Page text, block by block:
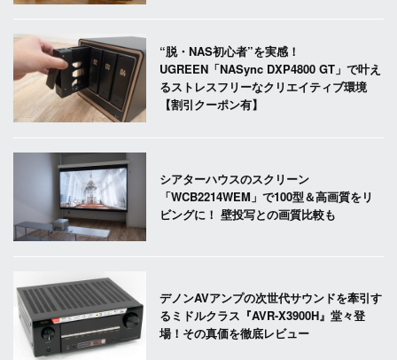
“脱・NAS初心者”を実感！
UGREEN「NASync DXP4800 GT」で叶え
るストレスフリーなクリエイティブ環境
【割引クーポン有】
シアターハウスのスクリーン
「WCB2214WEM」で100型＆高画質をリ
ビングに！ 壁投写との画質比較も
デノンAVアンプの次世代サウンドを牽引す
るミドルクラス『AVR-X3900H』堂々登
場！その真価を徹底レビュー